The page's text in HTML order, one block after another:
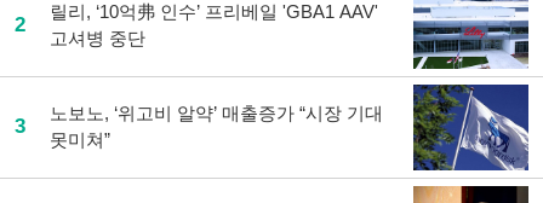
2
릴리, ‘10억弗 인수’ 프리베일 'GBA1 AAV'
고셔병 중단
3
노보노, ‘위고비 알약’ 매출증가 “시장 기대
못미쳐”